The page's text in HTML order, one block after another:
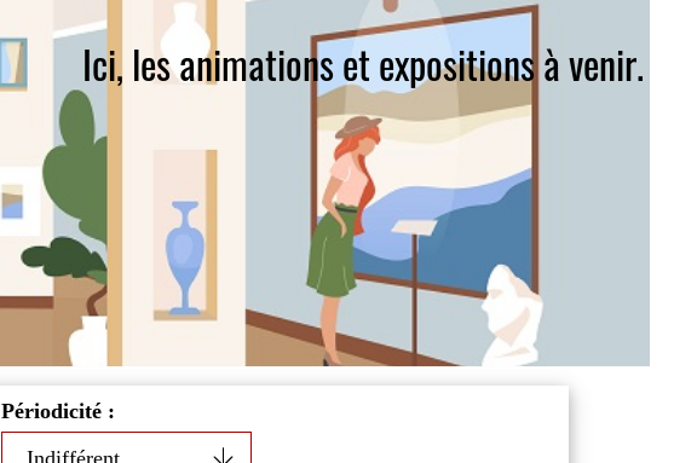
Ici, les animations et expositions à venir.
Périodicité :